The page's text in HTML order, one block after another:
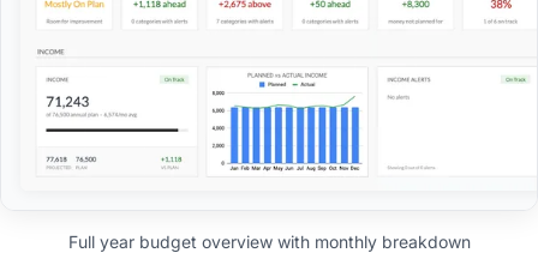
Full year budget overview with monthly breakdown